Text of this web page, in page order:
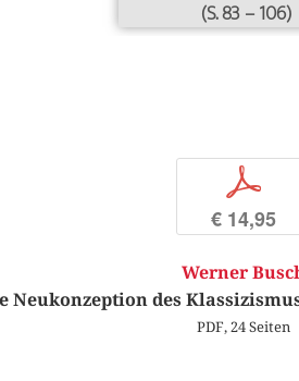
(S. 83 – 106)
p
€ 14,95
Werner
Neukonzeption des
PDF, 24 Seiten